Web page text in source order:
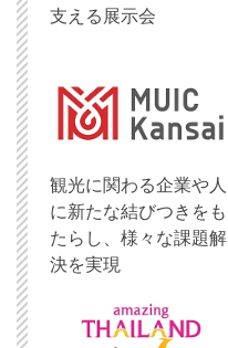
支える展示会
観光に関わる企業や人
に新たな結びつきをも
たらし、様々な課題解
決を実現